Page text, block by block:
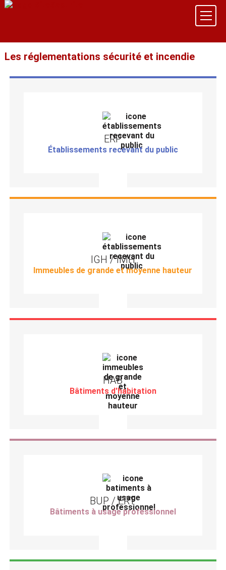
Les réglementations sécurité et incendie
ERP
Établissements recevant du public
IGH / IMH
Immeubles de grande et moyenne hauteur
HAB
Bâtiments d'habitation
BUP / ERT
Bâtiments à usage professionnel